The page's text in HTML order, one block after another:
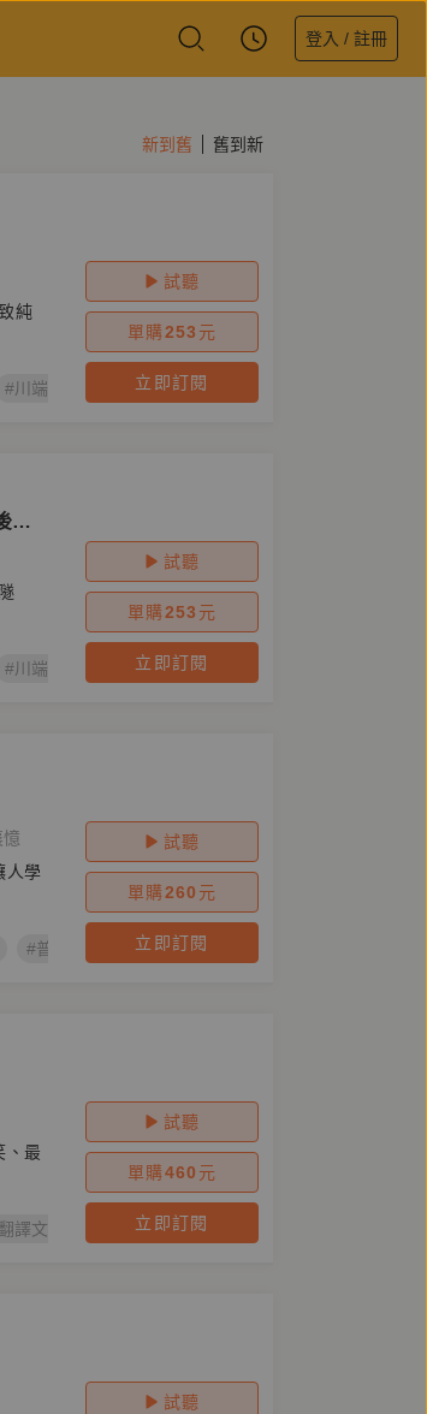
登入 / 註冊
新到舊 舊到新
純
#川端康成 #木馬文化
試聽
單購253 元
立即訂閱
川
#川端康成 #伊豆的舞孃
試聽
單購253 元
立即訂閱
憶
人學
#普立茲獎 #階級 #殖民
試聽
單購260 元
立即訂閱
、最
譯文學 #旅遊 #友誼
試聽
單購460 元
立即訂閱
試聽